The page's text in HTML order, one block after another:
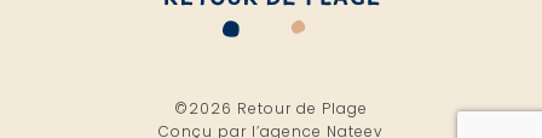
©2026 Retour de Plage
Conçu par l’agence Nateev